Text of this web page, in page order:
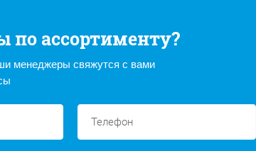
по ассортименту?
менеджеры свяжутся с вами